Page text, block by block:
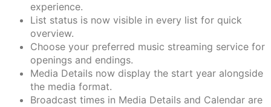
experience.
List status is now visible in every list for quick
overview.
Choose your preferred music streaming service for
openings and endings.
Media Details now display the start year alongside
the media format.
Broadcast times in Media Details and Calendar are